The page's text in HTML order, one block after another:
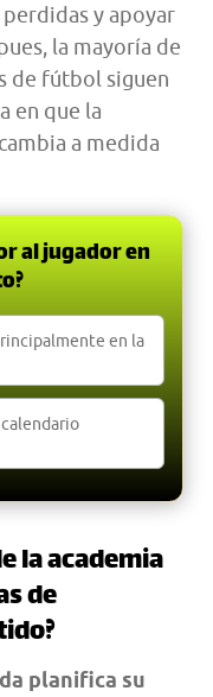
y apoyar
la mayoría de
de fútbol siguen
en que la
a medida
al jugador en
en la
calendario
la academia
de
planifica su